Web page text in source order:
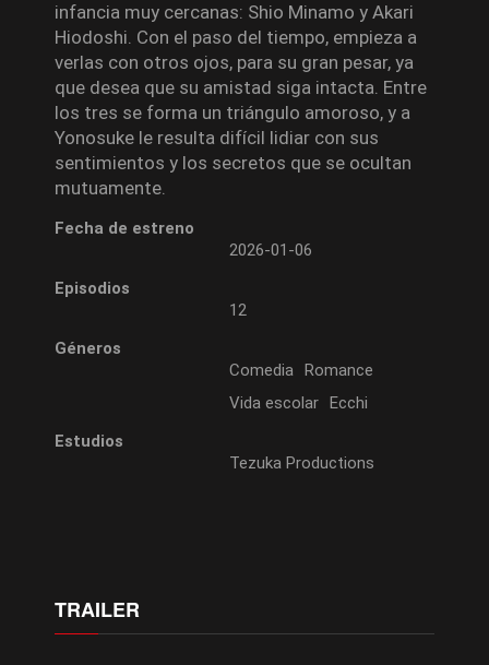
infancia muy cercanas: Shio Minamo y Akari
Hiodoshi. Con el paso del tiempo, empieza a
verlas con otros ojos, para su gran pesar, ya
que desea que su amistad siga intacta. Entre
los tres se forma un triángulo amoroso, y a
Yonosuke le resulta difícil lidiar con sus
sentimientos y los secretos que se ocultan
mutuamente.
Fecha de estreno
2026-01-06
Episodios
12
Géneros
Comedia
Romance
Vida escolar
Ecchi
Estudios
Tezuka Productions
TRAILER